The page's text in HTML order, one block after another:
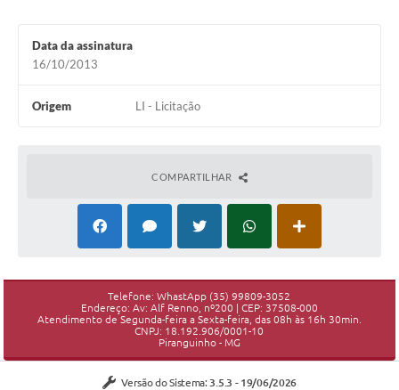
Data da assinatura
16/10/2013
Origem LI - Licitação
COMPARTILHAR
Telefone: WhastApp (35) 99809-3052
Endereço: Av: Alf Renno, nº200 | CEP: 37508-000
Atendimento de Segunda-feira a Sexta-feira, das 08h às 16h 30min.
CNPJ: 18.192.906/0001-10
Piranguinho - MG
Versão do Sistema: 3.5.3 - 19/06/2026